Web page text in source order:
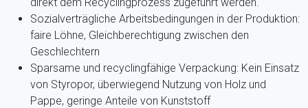
Sozialverträgliche Arbeitsbedingungen in der Produktion:
faire Löhne, Gleichberechtigung zwischen den
Geschlechtern
Sparsame und recyclingfähige Verpackung: Kein Einsatz
von Styropor, überwiegend Nutzung von Holz und
Pappe, geringe Anteile von Kunststoff